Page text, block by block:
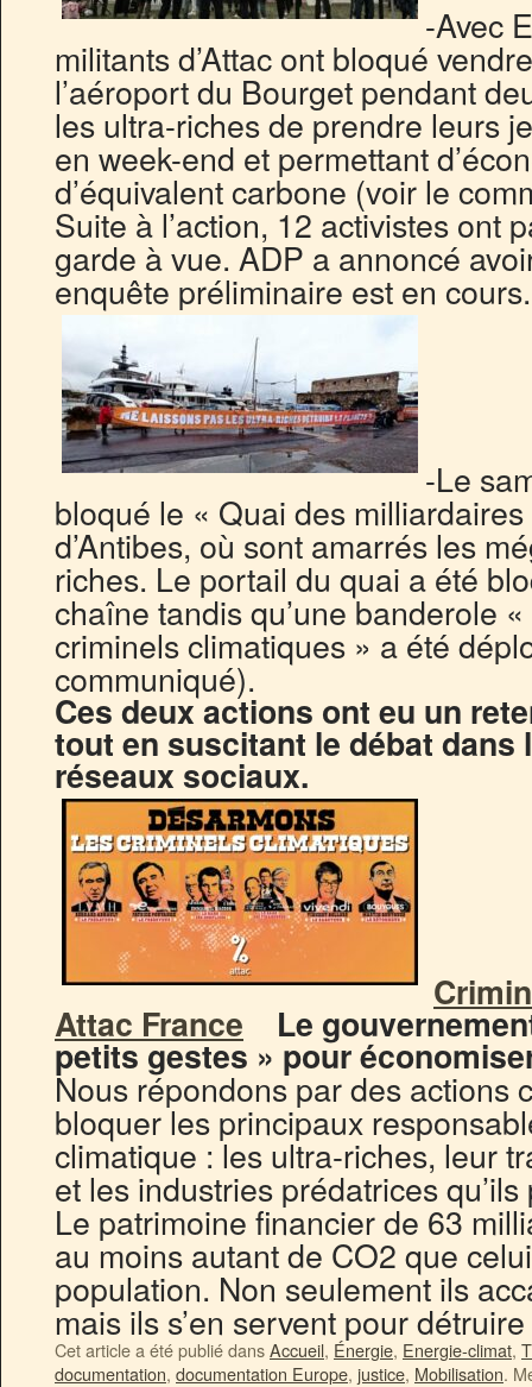
-Avec
militants d’Attac ont bloqué
l’aéroport du Bourget pendant
les ultra-riches de prendre leurs
en week-end et permettant
d’équivalent carbone (voir le
Suite à l’action, 12 activistes ont
garde à vue. ADP a annoncé
enquête préliminaire est en cours.
-Le
bloqué le « Quai des
d’Antibes, où sont amarrés les
riches. Le portail du quai a été
chaîne tandis qu’une banderole
criminels climatiques » a été
communiqué).
Ces deux actions ont eu un
tout en suscitant le débat dans
réseaux sociaux.
Attac France Le
petits gestes » pour
Nous répondons par des actions
bloquer les principaux
climatique : les ultra-riches, leur
et les industries prédatrices
Le patrimoine financier de 63
au moins autant de CO2 que
population. Non seulement ils
mais ils s’en servent pour
Cet article a été publié dansAccueil, Énergie, Energie-climat,
documentation, documentation Europe, justice, Mobilisation.